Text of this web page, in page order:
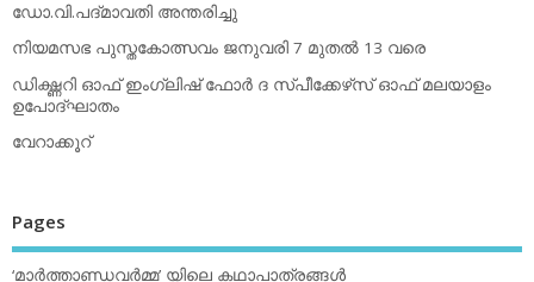
ഡോ.വി.പദ്മാവതി അന്തരിച്ചു
നിയമസഭ പുസ്തകോത്സവം ജനുവരി 7 മുതല്‍ 13 വരെ
ഡിക്ഷ്ണറി ഓഫ് ഇംഗ്ലിഷ് ഫോര്‍ ദ സ്പീക്കേഴ്‌സ് ഓഫ് മലയാളം
ഉപോദ്ഘാതം
വേറാക്കൂറ്
Pages
‘മാര്‍ത്താണ്ഡവര്‍മ്മ’ യിലെ കഥാപാത്രങ്ങള്‍